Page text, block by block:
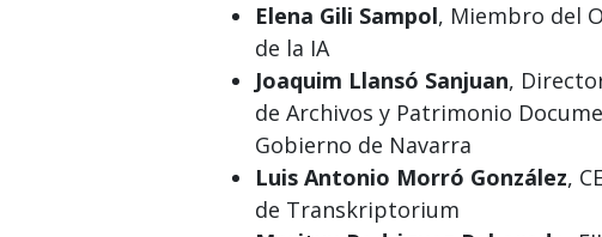
Elena Gili Sampol, Miembro del
de la IA
Joaquim Llansó Sanjuan,
de Archivos y Patrimonio
Gobierno de Navarra
Luis Antonio Morró González,
de Transkriptorium